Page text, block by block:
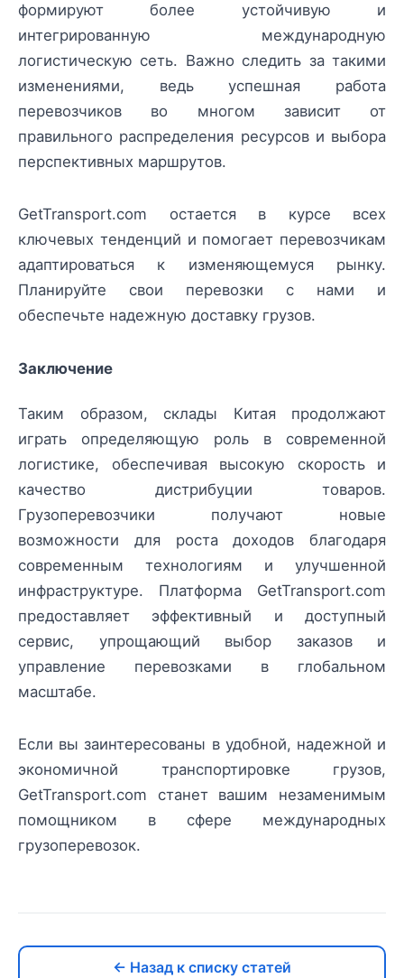
формируют более устойчивую и
интегрированную международную
логистическую сеть. Важно следить за такими
изменениями, ведь успешная работа
перевозчиков во многом зависит от
правильного распределения ресурсов и выбора
перспективных маршрутов.
GetTransport.com остается в курсе всех
ключевых тенденций и помогает перевозчикам
адаптироваться к изменяющемуся рынку.
Планируйте свои перевозки с нами и
обеспечьте надежную доставку грузов.
Заключение
Таким образом, склады Китая продолжают
играть определяющую роль в современной
логистике, обеспечивая высокую скорость и
качество дистрибуции товаров.
Грузоперевозчики получают новые
возможности для роста доходов благодаря
современным технологиям и улучшенной
инфраструктуре. Платформа GetTransport.com
предоставляет эффективный и доступный
сервис, упрощающий выбор заказов и
управление перевозками в глобальном
масштабе.
Если вы заинтересованы в удобной, надежной и
экономичной транспортировке грузов,
GetTransport.com станет вашим незаменимым
помощником в сфере международных
грузоперевозок.
← Назад к списку статей